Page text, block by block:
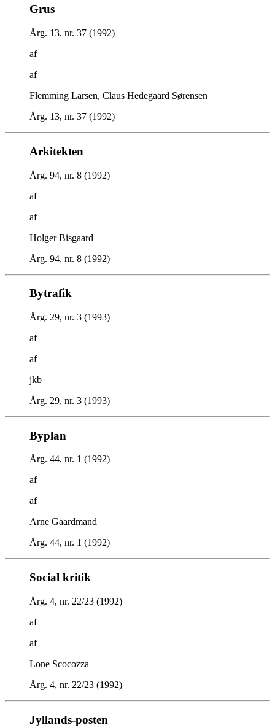
Grus
Årg. 13, nr. 37 (1992)
af
af
Flemming Larsen, Claus Hedegaard Sørensen
Årg. 13, nr. 37 (1992)
Arkitekten
Årg. 94, nr. 8 (1992)
af
af
Holger Bisgaard
Årg. 94, nr. 8 (1992)
Bytrafik
Årg. 29, nr. 3 (1993)
af
af
jkb
Årg. 29, nr. 3 (1993)
Byplan
Årg. 44, nr. 1 (1992)
af
af
Arne Gaardmand
Årg. 44, nr. 1 (1992)
Social kritik
Årg. 4, nr. 22/23 (1992)
af
af
Lone Scocozza
Årg. 4, nr. 22/23 (1992)
Jyllands-posten